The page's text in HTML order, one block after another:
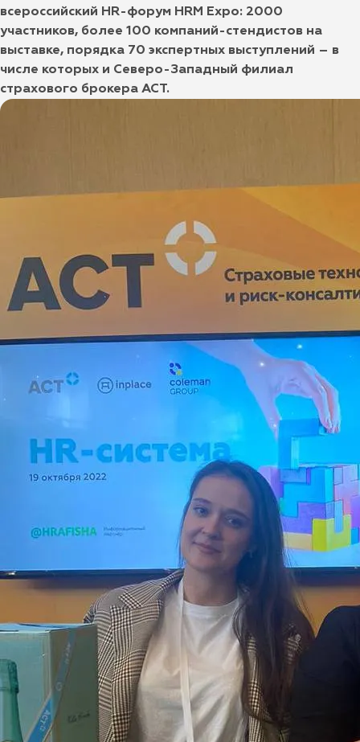
всероссийский HR-форум HRM Expo: 2000
участников, более 100 компаний-стендистов на
выставке, порядка 70 экспертных выступлений – в
числе которых и Северо-Западный филиал
страхового брокера АСТ.